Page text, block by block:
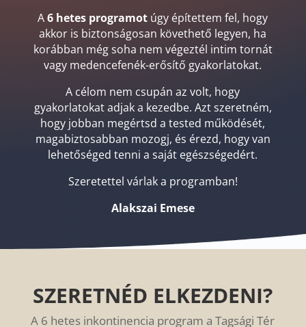
A6 hetes programot úgy építettem fel, hogy
akkor is biztonságosan követhető legyen, ha
korábban még soha nem végeztél intim tornát
vagy medencefenék-erősítő gyakorlatokat.
A célom nem csupán az volt, hogy
gyakorlatokat adjak a kezedbe. Azt szeretném,
hogy jobban megértsd a tested működését,
magabiztosabban mozogj, és érezd, hogy van
lehetőséged tenni a saját egészségedért.
Szeretettel várlak a programban!
Alakszai Emese
SZERETNÉD ELKEZDENI?
A 6 hetes inkontinencia program a Tagsági Tér